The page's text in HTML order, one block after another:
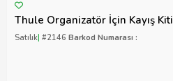
Thule Organizatör İçin Kayış Kiti
Satılık| #2146 Barkod Numarası :